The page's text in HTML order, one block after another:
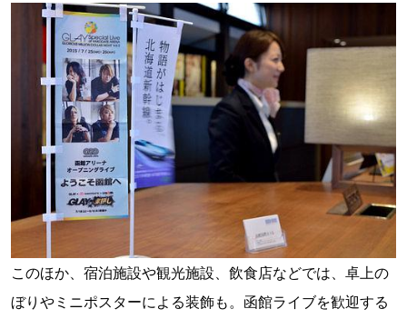
このほか、宿泊施設や観光施設、飲食店などでは、卓上の
ぼりやミニポスターによる装飾も。函館ライブを歓迎する